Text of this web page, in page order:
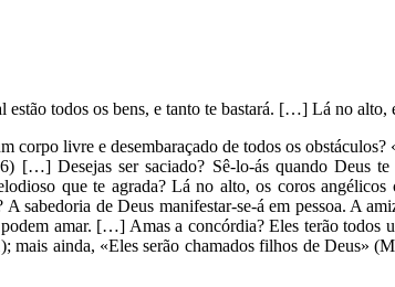
todos os bens, e tanto te bastará. […] Lá no alto,
corpo livre e desembaraçado de todos os
[…] Desejas ser saciado? Sê-lo-ás quando Deus
que te agrada? Lá no alto, os coros
sabedoria de Deus manifestar-se-á em pessoa. A
amar. […] Amas a concórdia? Eles terão todos
ainda, «Eles serão chamados filhos de Deus»